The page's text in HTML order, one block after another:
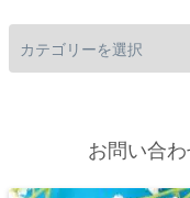
お問い合わ